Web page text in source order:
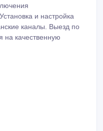
и настройка
каналы. Выезд по
на качественную